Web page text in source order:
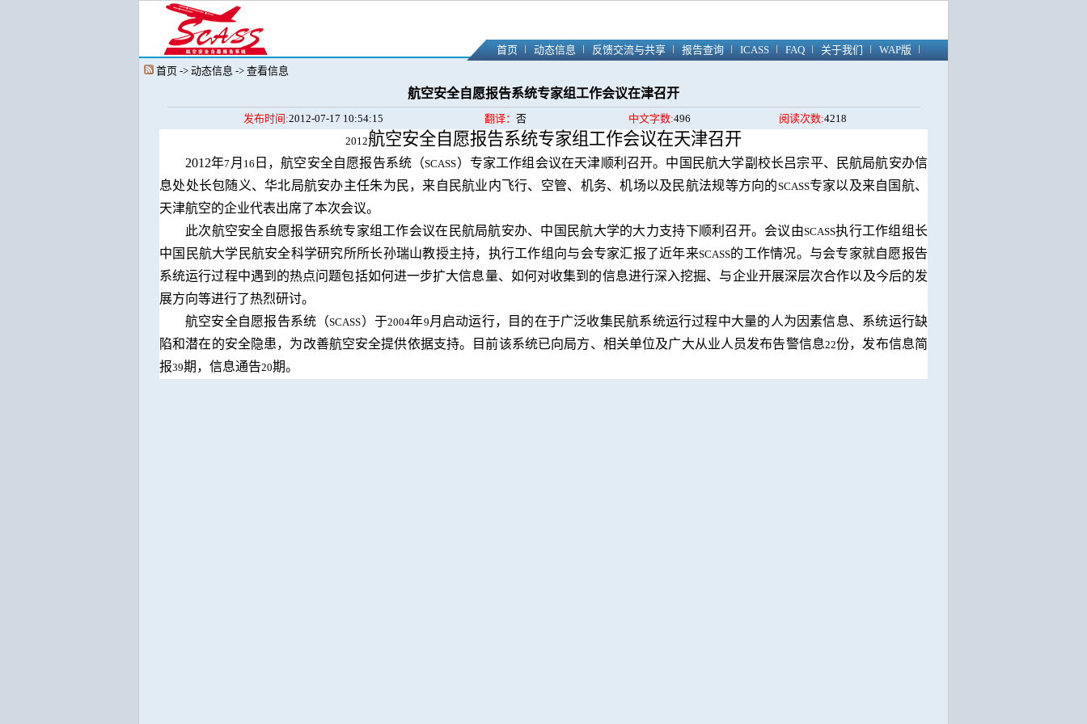
首页 动态信息 反馈交流与共享 报告查询 ICASS FAQ 关于我们
WAP版
首页 -> 动态信息 -> 查看信息
航空安全自愿报告系统专家组工作会议在津召开
发布时间:2012-07-17 10:54:15 翻译： 否 中文字数:496 阅读次数:4218
2012航空安全自愿报告系统专家组工作会议在天津召开
2012年7 月 16 日，航空安全自愿报告系统（SCASS）专家工作组会议在天津顺利召开。中国民航大学副校长吕宗平、民航局航安办信
息处处长包随义、华北局航安办主任朱为民，来自民航业内飞行、空管、机务、机场以及民航法规等方向的SCASS专家以及来自国航、
天津航空的企业代表出席了本次会议。
此次航空安全自愿报告系统专家组工作会议在民航局航安办、中国民航大学的大力支持下顺利召开。会议由SCASS执行工作组组长
中国民航大学民航安全科学研究所所长孙瑞山教授主持，执行工作组向与会专家汇报了近年来SCASS的工作情况。与会专家就自愿报告
系统运行过程中遇到的热点问题包括如何进一步扩大信息量、如何对收集到的信息进行深入挖掘、与企业开展深层次合作以及今后的发
展方向等进行了热烈研讨。
航空安全自愿报告系统（SCASS）于2004年9 月启动运行，目的在于广泛收集民航系统运行过程中大量的人为因素信息、系统运行缺
陷和潜在的安全隐患，为改善航空安全提供依据支持。目前该系统已向局方、相关单位及广大从业人员发布告警信息22份，发布信息简
报39期，信息通告20期。